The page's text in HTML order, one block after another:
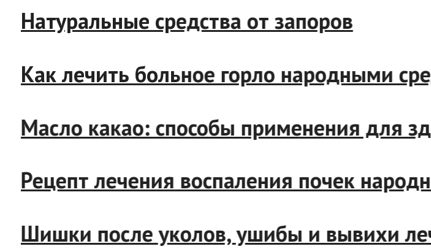
Натуральные средства от запоров
Как лечить больное горло народными
Масло какао: способы применения для
Рецепт лечения воспаления почек
Шишки после уколов, ушибы и вывихи